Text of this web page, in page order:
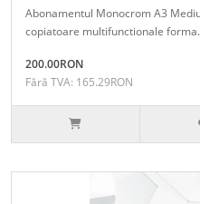
Abonamentul Monocrom A3
copiatoare multifunctionale
200.00RON
Fără TVA: 165.29RON